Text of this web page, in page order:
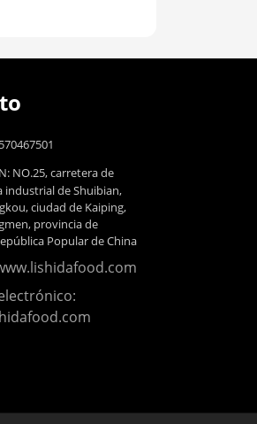
NO.25, carretera de
industrial de Shuibian,
ciudad de Kaiping,
provincia de
Popular de China